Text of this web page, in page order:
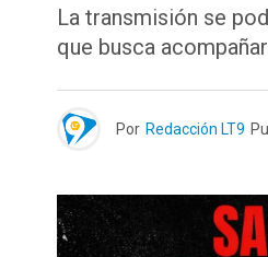
La transmisión se
que busca
Por Redacción LT9